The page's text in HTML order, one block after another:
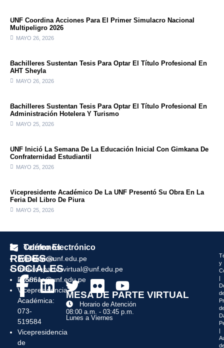
UNF Coordina Acciones Para El Primer Simulacro Nacional
Multipeligro 2026
MAYO 26, 2026
Bachilleres Sustentan Tesis Para Optar El Título Profesional En
AHT Sheyla
MAYO 26, 2026
Bachilleres Sustentan Tesis Para Optar El Título Profesional En
Administración Hotelera Y Turismo
MAYO 25, 2026
UNF Inició La Semana De La Educación Inicial Con Gimkana De
Confraternidad Estudiantil
MAYO 25, 2026
Vicepresidente Académico De La UNF Presentó Su Obra En La
Feria Del Libro De Piura
MAYO 25, 2026
REDES
SOCIALES
Teléfonos
Presidencia:
073-
215861
Vicepresidencia
Académica:
073-
519584
Vicepresidencia
de
Correo Electrónico
admision@unf.edu.pe
mesadepartesvirtual@unf.edu.pe
informes@unf.edu.pe
MESA DE PARTE VIRTUAL
Horario de Atención
08:00 a.m. - 03:45 p.m.
Lunes a Viernes
y
|
|